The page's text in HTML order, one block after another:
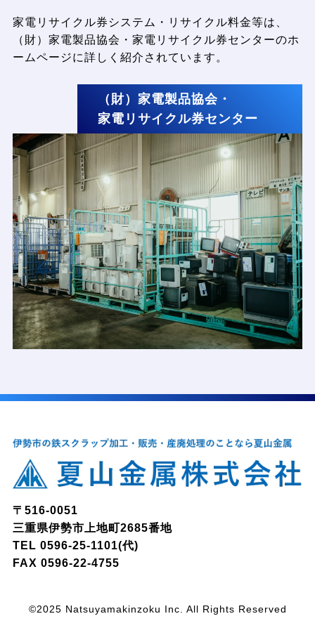
家電リサイクル券システム・リサイクル料金等は、
（財）家電製品協会・家電リサイクル券センターのホ
ームページに詳しく紹介されています。
（財）家電製品協会・
家電リサイクル券センター
〒516-0051
三重県伊勢市上地町2685番地
TEL 0596-25-1101(代)
FAX 0596-22-4755
©2025 Natsuyamakinzoku Inc. All Rights Reserved